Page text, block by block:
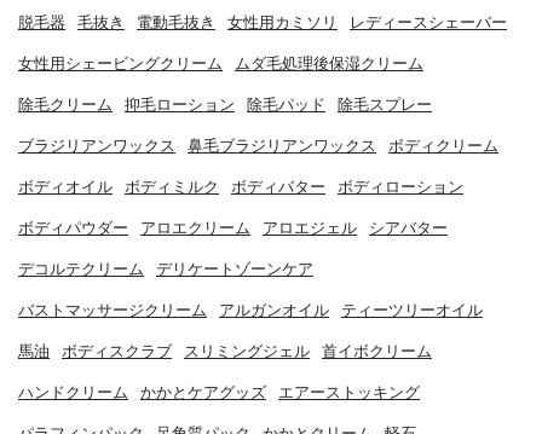
脱毛器 毛抜き 電動毛抜き 女性用カミソリ レディースシェーバー
女性用シェービングクリーム ムダ毛処理後保湿クリーム
除毛クリーム 抑毛ローション 除毛パッド 除毛スプレー
ブラジリアンワックス 鼻毛ブラジリアンワックス ボディクリーム
ボディオイル ボディミルク ボディバター ボディローション
ボディパウダー アロエクリーム アロエジェル シアバター
デコルテクリーム デリケートゾーンケア
バストマッサージクリーム アルガンオイル ティーツリーオイル
馬油 ボディスクラブ スリミングジェル 首イボクリーム
ハンドクリーム かかとケアグッズ エアーストッキング